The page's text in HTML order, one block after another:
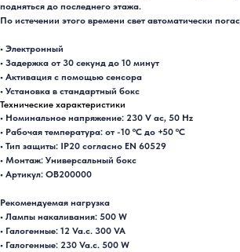
подняться до последнего этажа.
По истечении этого времени свет автоматически
• Электронный
• Задержка от 30 секунд до 10 минут
• Активация с помощью сенсора
• Установка в стандартный бокс
Технические характеристики
• Номинальное напряжение: 230 V ac, 50 Hz
• Рабочая температура: от -10 ºC до +50 ºC
• Тип защиты: IP20 согласно EN 60529
• Монтаж: Универсальный бокс
• Артикул: OB200000
Рекомендуемая нагрузка
• Лампы накаливания: 500 W
• Галогенные: 12 Va.c. 300 VA
• Галогенные: 230 Va.c. 500 W